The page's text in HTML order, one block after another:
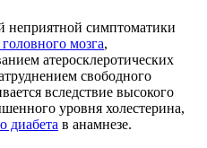
неприятной симптоматики
мозга,
атеросклеротических
свободного
вследствие высокого
уровня холестерина,
диабета в анамнезе.